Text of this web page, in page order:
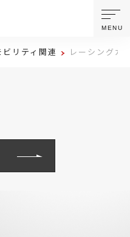
MENU
ビリティ関連 レーシングカ